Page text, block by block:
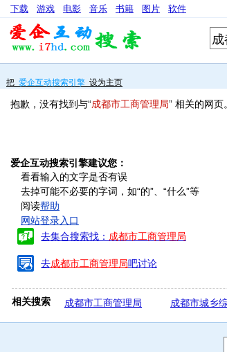
下载 游戏 电影 音乐 书籍 图片 软件
把 爱企互动搜索引擎 设为主页
抱歉，没有找到与“成都市工商管理局” 相关的网页。
爱企互动搜索引擎建议您：
看看输入的文字是否有误
去掉可能不必要的字词，如“的”、“什么”等
阅读帮助
网站登录入口
去集合搜索找： 成都市工商管理局
去成都市工商管理局吧讨论
相关搜索 成都市工商管理局 成都市城乡